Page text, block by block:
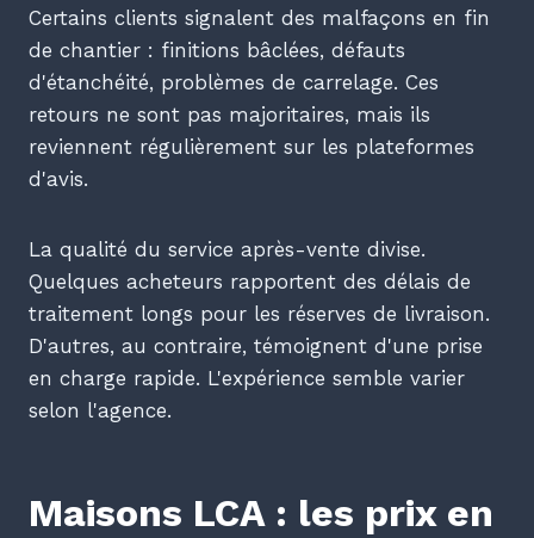
Certains clients signalent des malfaçons en fin
de chantier : finitions bâclées, défauts
d'étanchéité, problèmes de carrelage. Ces
retours ne sont pas majoritaires, mais ils
reviennent régulièrement sur les plateformes
d'avis.
La qualité du service après-vente divise.
Quelques acheteurs rapportent des délais de
traitement longs pour les réserves de livraison.
D'autres, au contraire, témoignent d'une prise
en charge rapide. L'expérience semble varier
selon l'agence.
Maisons LCA : les prix en